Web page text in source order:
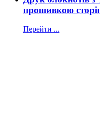
прошивкою
Перейти ...